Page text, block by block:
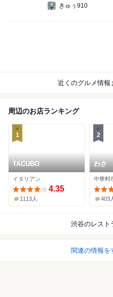
きゅぅ910
近くのグルメ情報
周辺のお店ランキング
1
TACUBO
イタリアン
4.35
1113人
2
わさ
中華料
403
渋谷のレスト
関連の情報を